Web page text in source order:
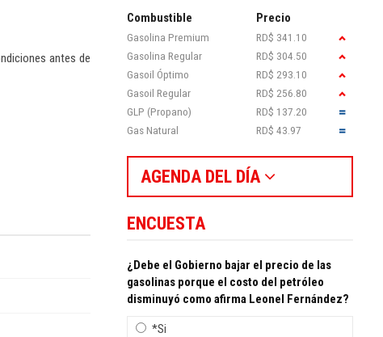
antes de
Combustible Precio
Gasolina Premium
RD$ 341.10
Gasolina Regular
RD$ 304.50
Gasoil Óptimo
RD$ 293.10
Gasoil Regular
RD$ 256.80
GLP (Propano)
RD$ 137.20
Gas Natural
RD$ 43.97
AGENDA DEL DÍA
ENCUESTA
¿Debe el Gobierno bajar el precio de las
gasolinas porque el costo del petróleo
disminuyó como afirma Leonel Fernández?
*Si